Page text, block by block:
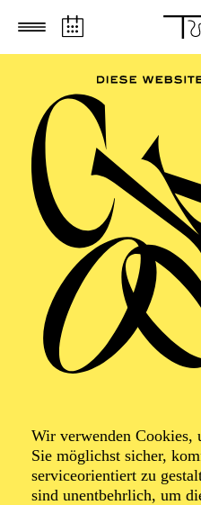
Zum Hauptinhalt springen
Wir verwenden Cookies,
Sie möglichst sicher,
serviceorientiert zu
sind unentbehrlich, um
Foto: Johan Sandberg